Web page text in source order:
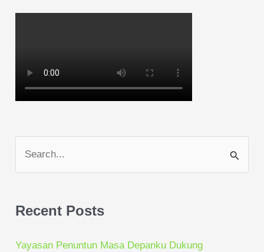
rRecent Posts
Yayasan Penuntun Masa Depanku Dukung